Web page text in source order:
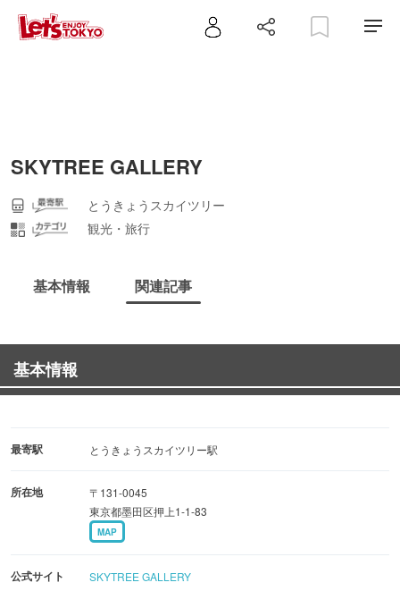
SKYTREE GALLERY
とうきょうスカイツリー
観光・旅行
基本情報 関連記事
基本情報
最寄駅 とうきょうスカイツリー駅
所在地
〒131-0045
東京都墨田区押上1-1-83
MAP
公式サイト SKYTREE GALLERY